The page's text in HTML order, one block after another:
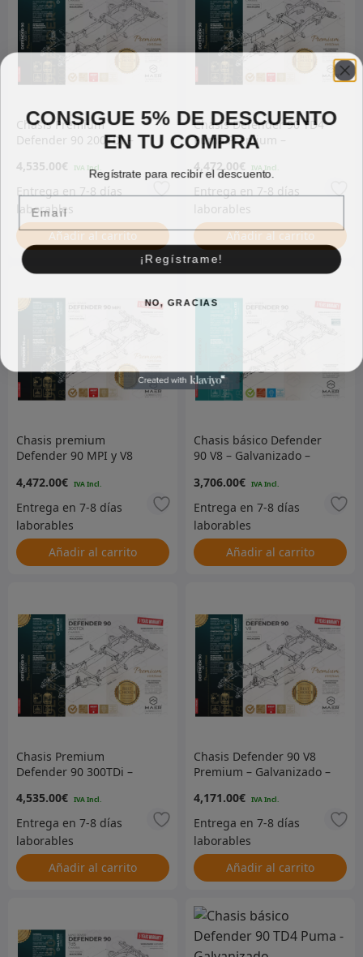
Chasis Premium
Defender 90 200TDI –
4,535.00€
Añadir al carrito
Chasis Defender 90 TD4
Puma Premium –
4,472.00€
Añadir al carrito
Chasis premium
Defender 90 MPI y V8
4,472.00€
Añadir al carrito
Chasis básico Defender
90 V8 – Galvanizado –
3,706.00€
Añadir al carrito
Chasis Premium
Defender 90 300TDi –
4,535.00€
Añadir al carrito
Chasis Defender 90 V8
Premium – Galvanizado –
4,171.00€
Añadir al carrito
CONSIGUE 5% DE DESCUENTO
EN TU COMPRA
Regístrate para recibir el descuento.
Email
¡Regístrame!
NO, GRACIAS